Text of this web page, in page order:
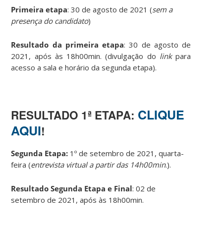
Primeira etapa: 30 de agosto de 2021 (sem a
presença do candidato)
Resultado da primeira etapa: 30 de agosto de
2021, após às 18h00min. (divulgação do linkpara
acesso a sala e horário da segunda etapa).
RESULTADO 1ª ETAPA: CLIQUE
AQUI!
Segunda Etapa: 1º de setembro de 2021, quarta-
feira (entrevista virtual a partir das 14h00min.).
Resultado Segunda Etapa e Final: 02 de
setembro de 2021, após às 18h00min.